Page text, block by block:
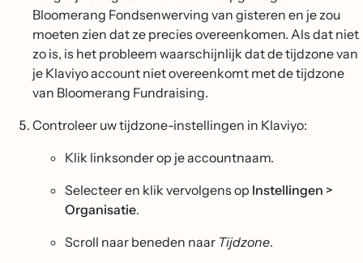
Bloomerang Fondsenwerving van gisteren en je zou
moeten zien dat ze precies overeenkomen. Als dat niet
zo is, is het probleem waarschijnlijk dat de tijdzone van
je Klaviyo account niet overeenkomt met de tijdzone
van Bloomerang Fundraising.
Controleer uw tijdzone-instellingen in Klaviyo:
Klik linksonder op je accountnaam.
Selecteer en klik vervolgens op Instellingen >
Organisatie.
Scroll naar beneden naar Tijdzone.